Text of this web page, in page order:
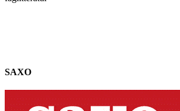
SAXO